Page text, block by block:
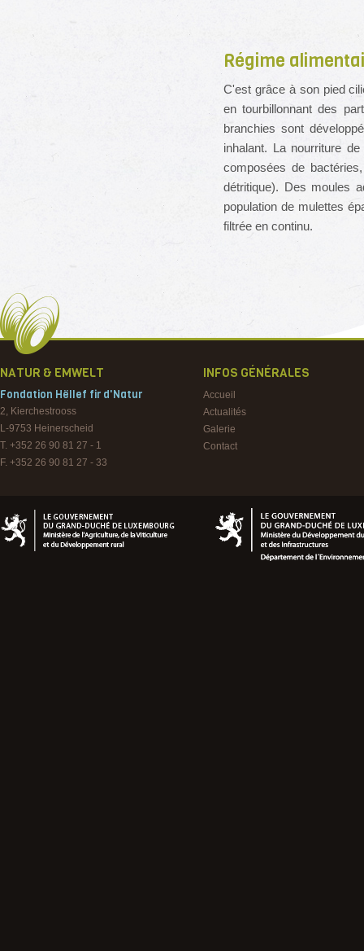
Régime
C'est grâce à son pied
en tourbillonnant des
branchies sont
inhalant. La nourriture
composées de
détritique). Des moules
population de mulettes
filtrée en continu.
NATUR & EMWELT
Fondation Hëllef fir d'Natur
2, Kierchestrooss
L-9753 Heinerscheid
T. +352 26 90 81 27 - 1
F. +352 26 90 81 27 - 33
INFOS GÉNÉRALES
Accueil
Actualités
Galerie
Contact